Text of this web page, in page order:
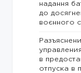
надання
до
воєнного
в
отпуска в